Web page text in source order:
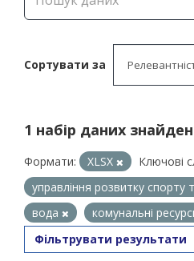
Сортувати за
1 набір даних
Формати: XLSX
Ключові
управління розвитку спорту
вода
комунальні
Фільтрувати результати